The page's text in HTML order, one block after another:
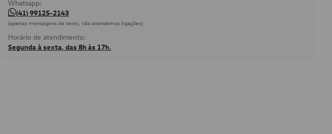
Whatsapp:
(41) 99125-2143
(apenas mensagens de texto, não atendemos ligações)
Horário de atendimento:
Segunda à sexta, das 8h às 17h.